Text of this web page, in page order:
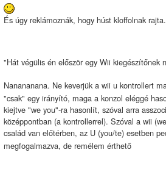
És úgy reklámoznák, hogy húst kloffolnak rajta.
"Hát végülis én először egy Wii kiegészítőnek
Nanananana. Ne keverjük a wii u kontrollert
"csak" egy irányító, maga a konzol eléggé
kiejtve "we you"-ra hasonlít, szóval arra
középpontban (a kontrollerrel). Szóval a wii
család van előtérben, az U (you/te) esetben
megfogalmazva, de remélem érthető